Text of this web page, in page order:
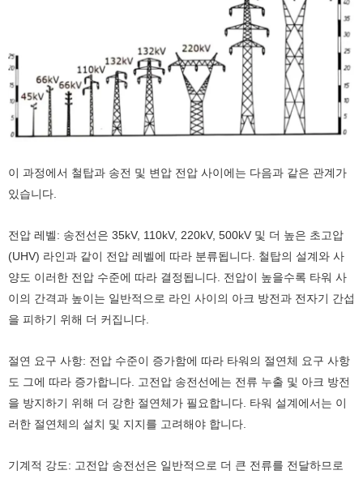
이 과정에서 철탑과 송전 및 변압 전압 사이에는 다음과 같은 관계가
있습니다.
전압 레벨: 송전선은 35kV, 110kV, 220kV, 500kV 및 더 높은 초고압
(UHV) 라인과 같이 전압 레벨에 따라 분류됩니다. 철탑의 설계와 사
양도 이러한 전압 수준에 따라 결정됩니다. 전압이 높을수록 타워 사
이의 간격과 높이는 일반적으로 라인 사이의 아크 방전과 전자기 간섭
을 피하기 위해 더 커집니다.
절연 요구 사항: 전압 수준이 증가함에 따라 타워의 절연체 요구 사항
도 그에 따라 증가합니다. 고전압 송전선에는 전류 누출 및 아크 방전
을 방지하기 위해 더 강한 절연체가 필요합니다. 타워 설계에서는 이
러한 절연체의 설치 및 지지를 고려해야 합니다.
기계적 강도: 고전압 송전선은 일반적으로 더 큰 전류를 전달하므로